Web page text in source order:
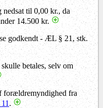
til 0,00 kr., da
14.500 kr.
godkendt - ÆL § 21, stk.
betales, selv om
forældremyndighed fra
.